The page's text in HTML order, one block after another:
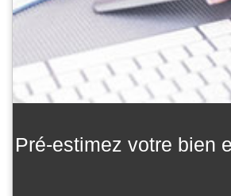
pré-estimez votre bien